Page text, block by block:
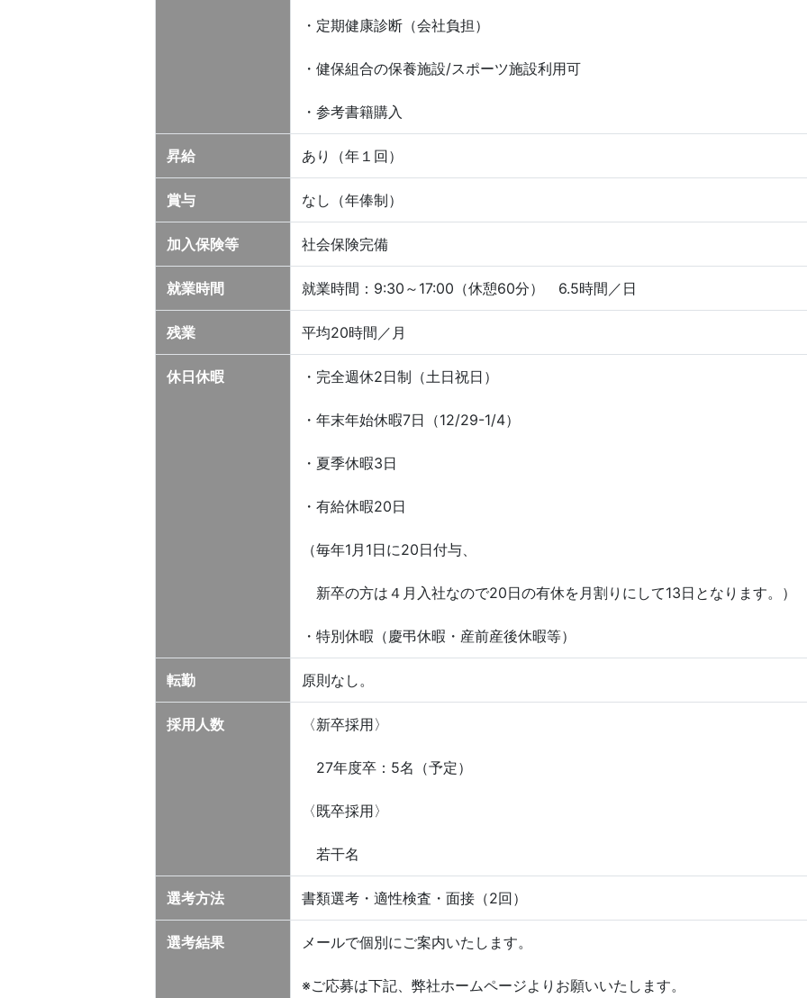
・定期健康診断（会社負担）
・健保組合の保養施設/スポーツ施設利用可
・参考書籍購入
昇給 あり（年１回）
賞与 なし（年俸制）
加入保険等 社会保険完備
就業時間 就業時間：9:30～17:00（休憩60分） 6.5時間／日
残業 平均20時間／月
休日休暇 ・完全週休2日制（土日祝日）
・年末年始休暇7日（12/29-1/4）
・夏季休暇3日
・有給休暇20日
（毎年1月1日に20日付与、
新卒の方は４月入社なので20日の有休を月割りにして13日となります。）
・特別休暇（慶弔休暇・産前産後休暇等）
転勤 原則なし。
採用人数 〈新卒採用〉
27年度卒：5名（予定）
〈既卒採用〉
若干名
選考方法 書類選考・適性検査・面接（2回）
選考結果 メールで個別にご案内いたします。
※ご応募は下記、弊社ホームページよりお願いいたします。